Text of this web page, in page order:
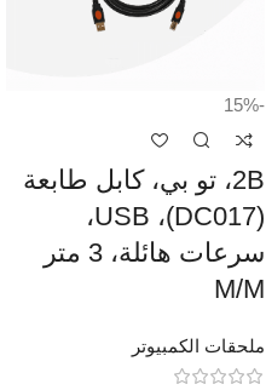
-15%
2B، تو بي، كابل طابعة
(DC017)، USB،
سرعات هائلة، 3 متر
M/M
ملحقات الكمبيوتر